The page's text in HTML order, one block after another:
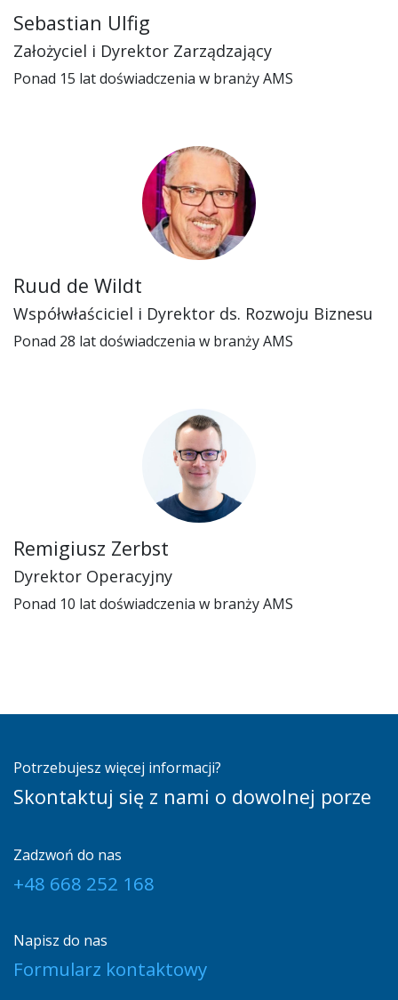
Sebastian Ulfig
Założyciel i Dyrektor Zarządzający
Ponad 15 lat doświadczenia w branży AMS
Ruud de Wildt
Współwłaściciel i Dyrektor ds. Rozwoju Biznesu
Ponad 28 lat doświadczenia w branży AMS
Remigiusz Zerbst
Dyrektor Operacyjny
Ponad 10 lat doświadczenia w branży AMS
Potrzebujesz więcej informacji?
Skontaktuj się z nami o dowolnej porze
Zadzwoń do nas
+48 668 252 168
Napisz do nas
Formularz kontaktowy